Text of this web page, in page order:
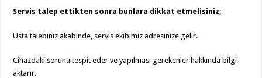
Servis talep ettikten sonra bunlara dikkat etmelisiniz;
Usta talebiniz akabinde, servis ekibimiz adresinize gelir.
Cihazdaki sorunu tespit eder ve yapılması gerekenler hakkında bilgi
aktarır.